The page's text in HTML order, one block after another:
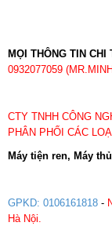
MỌI THÔNG TIN
0932077059
CTY TNHH CÔNG
PHÂN PHỐI CÁC
Máy tiện ren, Máy
GPKD: 0106161818 -
Hà Nội.